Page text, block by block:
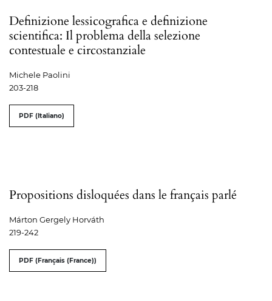
Definizione lessicografica e definizione
scientifica: Il problema della selezione
contestuale e circostanziale
Michele Paolini
203-218
PDF (Italiano)
Propositions disloquées dans le français parlé
Márton Gergely Horváth
219-242
PDF (Français (France))